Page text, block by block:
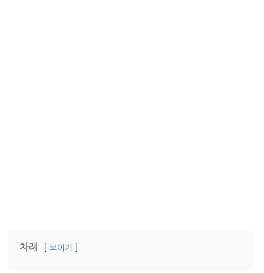
차례 보이기